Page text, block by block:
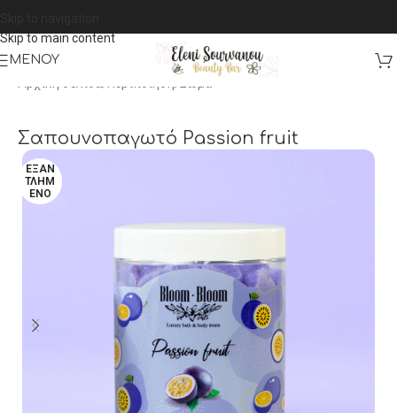
Skip to main content
ΜΕΝΟΎ
Σαπουνοπαγωτό Passion fruit
ΕΞΑΝ
ΤΛΗΜ
ΈΝΟ